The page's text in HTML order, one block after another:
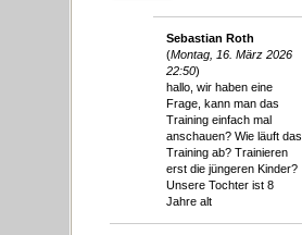
Sebastian Roth
(Montag, 16. März 2026
22:50)
hallo, wir haben eine
Frage, kann man das
Training einfach mal
anschauen? Wie läuft das
Training ab? Trainieren
erst die jüngeren Kinder?
Unsere Tochter ist 8
Jahre alt